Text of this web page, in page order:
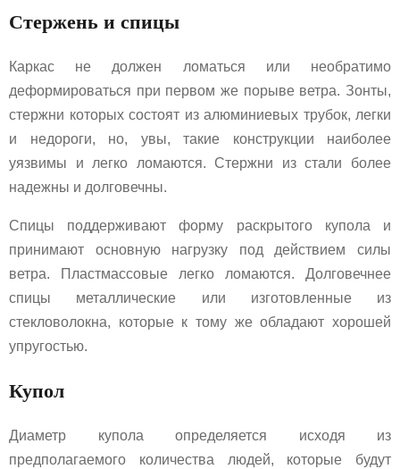
Стержень и спицы
Каркас не должен ломаться или необратимо
деформироваться при первом же порыве ветра. Зонты,
стержни которых состоят из алюминиевых трубок, легки
и недороги, но, увы, такие конструкции наиболее
уязвимы и легко ломаются. Стержни из стали более
надежны и долговечны.
Спицы поддерживают форму раскрытого купола и
принимают основную нагрузку под действием силы
ветра. Пластмассовые легко ломаются. Долговечнее
спицы металлические или изготовленные из
стекловолокна, которые к тому же обладают хорошей
упругостью.
Купол
Диаметр купола определяется исходя из
предполагаемого количества людей, которые будут